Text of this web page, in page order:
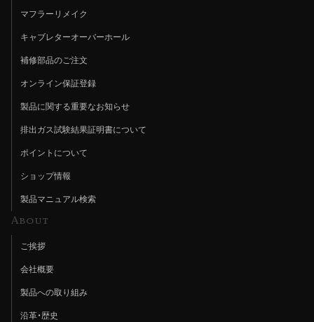
マフラーリメイク
キャブレターオーバーホール
補修部品のご注文
オンライン保証登録
製品に関する重要なお知らせ
排出ガス試験結果証明書について
ポイントについて
ショップ情報
製品マニュアル検索
About
ご挨拶
会社概要
製品への取り組み
沿革・歴史